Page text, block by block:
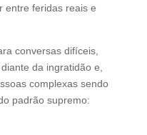
entre feridas reais e
conversas difíceis,
da ingratidão e,
complexas sendo
padrão supremo: